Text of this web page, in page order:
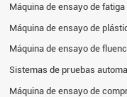
Máquina de ensayo de
Máquina de ensayo de
Máquina de ensayo de
Sistemas de pruebas
Máquina de ensayo de